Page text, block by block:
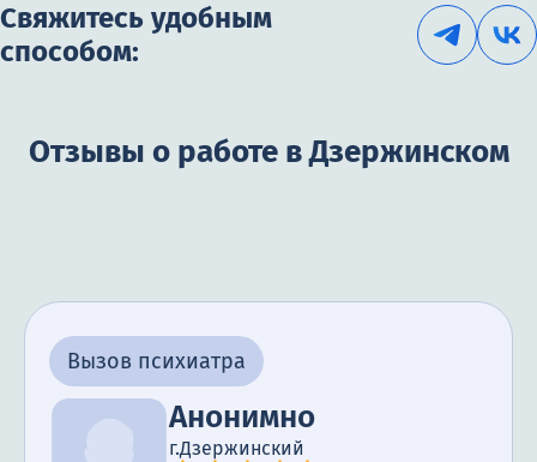
Свяжитесь удобным
способом:
Отзывы о работе в Дзержинском
Вызов психиатра
Анонимно
г.Дзержинский